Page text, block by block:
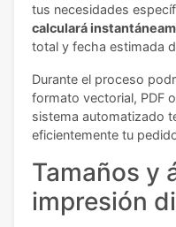
tus necesidades
calculará
total y fecha estimada
Durante el proceso
formato vectorial, PDF
sistema automatizado
eficientemente tu
Tamaños y
impresión